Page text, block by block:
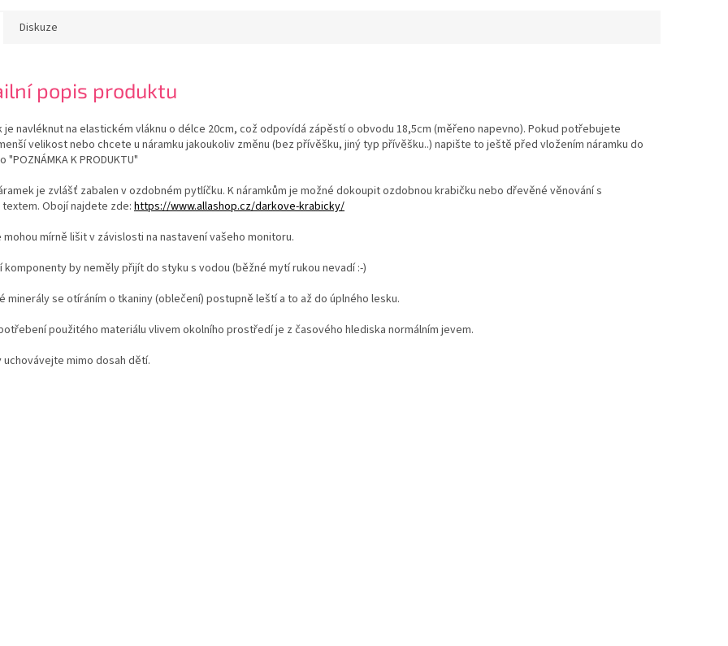
Diskuze
popis produktu
je navléknut na elastickém vláknu o délce 20cm, což odpovídá zápěstí o obvodu 18,5cm (měřeno napevno). Pokud potřebujete
velikost nebo chcete u náramku jakoukoliv změnu (bez přívěšku, jiný typ přívěšku..) napište to ještě před vložením náramku do
"POZNÁMKA K PRODUKTU"
je zvlášť zabalen v ozdobném pytlíčku. K náramkům je možné dokoupit ozdobnou krabičku nebo dřevěné věnování s
Obojí najdete zde: https://www.allashop.cz/darkove-krabicky/
mohou mírně lišit v závislosti na nastavení vašeho monitoru.
komponenty by neměly přijít do styku s vodou (běžné mytí rukou nevadí :-)
minerály se otíráním o tkaniny (oblečení) postupně leští a to až do úplného lesku.
použitého materiálu vlivem okolního prostředí je z časového hlediska normálním jevem.
uchovávejte mimo dosah dětí.